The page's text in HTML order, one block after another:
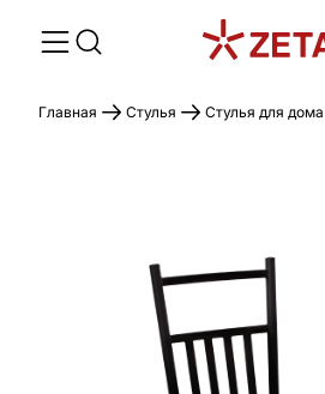
Главная Стулья Стулья для дома